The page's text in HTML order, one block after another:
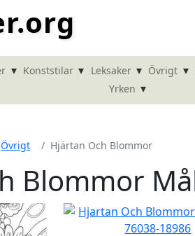
▾ Konststilar ▾ Leksaker ▾ Övrigt ▾
Yrken ▾
Övrigt Hjärtan Och Blommor
Blommor